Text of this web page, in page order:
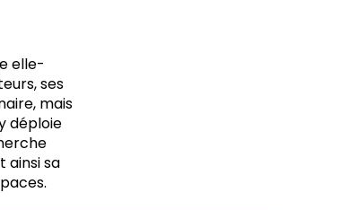
elle-
ses
mais
déploie
ainsi sa